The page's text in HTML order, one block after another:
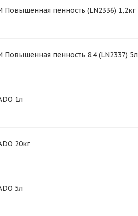
Повышенная пенность (LN2336) 1,2кг
Повышенная пенность 8.4 (LN2337) 5л
1л
20кг
5л